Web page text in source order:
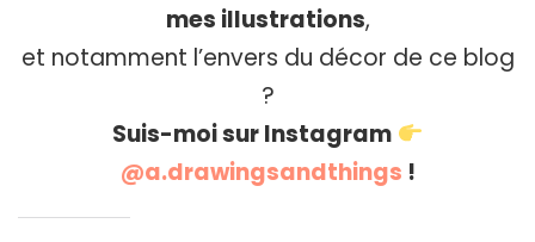
mes illustrations,
et notamment l’envers du décor de ce blog
?
Suis-moi sur Instagram
@a.drawingsandthings !